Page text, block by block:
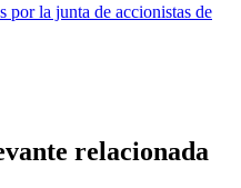
por la junta de accionistas de
relacionada